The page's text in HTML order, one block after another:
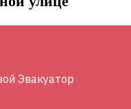
Эвакуатор